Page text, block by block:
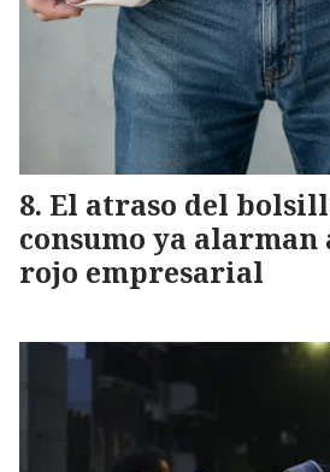
El atraso del
consumo ya
rojo empresarial